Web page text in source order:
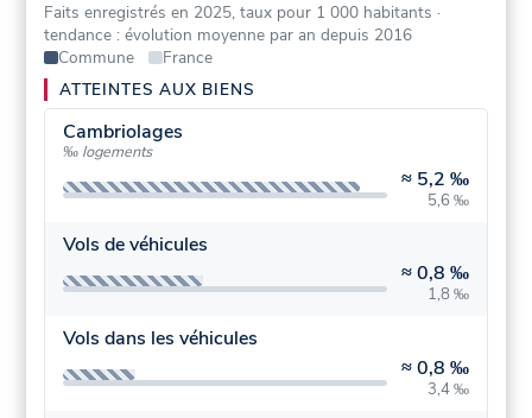
Faits enregistrés en 2025, taux pour 1 000 habitants ·
tendance : évolution moyenne par an depuis 2016
Commune
France
ATTEINTES AUX BIENS
Cambriolages
‰ logements
≈ 5,2 ‰
5,6 ‰
Vols de véhicules
≈0,8 ‰
1,8 ‰
Vols dans les véhicules
≈0,8 ‰
3,4 ‰